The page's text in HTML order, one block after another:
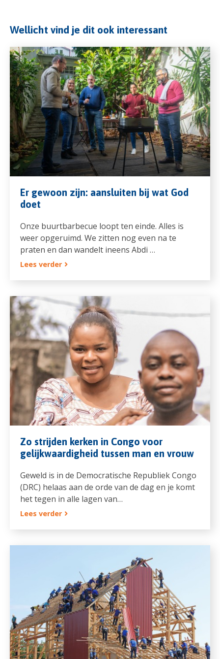
Wellicht vind je dit ook interessant
Er gewoon zijn: aansluiten bij wat God
doet
Onze buurtbarbecue loopt ten einde. Alles is
weer opgeruimd. We zitten nog even na te
praten en dan wandelt ineens Abdi …
Lees verder
Zo strijden kerken in Congo voor
gelijkwaardigheid tussen man en vrouw
Geweld is in de Democratische Republiek Congo
(DRC) helaas aan de orde van de dag en je komt
het tegen in alle lagen van…
Lees verder